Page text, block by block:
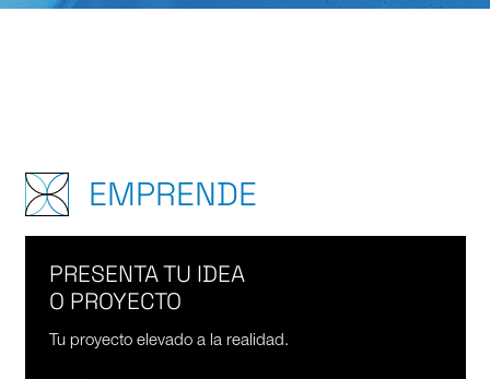
EMPRENDE
PRESENTA TU IDEA
O PROYECTO
Tu proyecto elevado a la realidad.